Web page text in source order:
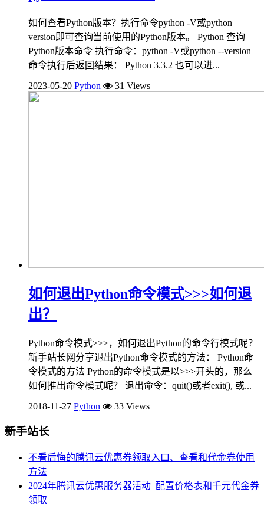
如何查看Python版本？执行命令python -V或python –
version即可查询当前使用的Python版本。 Python 查询
Python版本命令 执行命令：python -V或python --version
命令执行后返回结果： Python 3.3.2 也可以进...
2023-05-20 Python 31 Views
如何退出Python命令模式>>>如何退
出？
Python命令模式>>>，如何退出Python的命令行模式呢？
新手站长网分享退出Python命令模式的方法： Python命
令模式的方法 Python的命令模式是以>>>开头的，那么
如何推出命令模式呢？ 退出命令：quit()或者exit(), 或...
2018-11-27 Python 33 Views
新手站长
不看后悔的腾讯云优惠券领取入口、查看和代金券使用
方法
2024年腾讯云优惠服务器活动_配置价格表和千元代金券
领取